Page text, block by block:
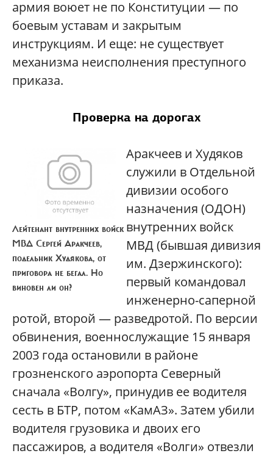
армия воюет не по Конституции — по
боевым уставам и закрытым
инструкциям. И еще: не существует
механизма неисполнения преступного
приказа.
Проверка на дорогах
Лейтенант внутренних войск
МВД Сергей Аракчеев,
подельник Худякова, от
приговора не бегал. Но
виновен ли он?
Аракчеев и Худяков
служили в Отдельной
дивизии особого
назначения (ОДОН)
внутренних войск
МВД (бывшая дивизия
им. Дзержинского):
первый командовал
инженерно-саперной
ротой, второй — разведротой. По версии
обвинения, военнослужащие 15 января
2003 года остановили в районе
грозненского аэропорта Северный
сначала «Волгу», принудив ее водителя
сесть в БТР, потом «КамАЗ». Затем убили
водителя грузовика и двоих его
пассажиров, а водителя «Волги» отвезли